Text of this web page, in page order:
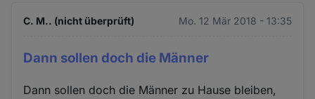
C. M.. (nicht überprüft) Mo. 12 Mär 2018 - 13:35
Dann sollen doch die Männer
Dann sollen doch die Männer zu Hause bleiben,